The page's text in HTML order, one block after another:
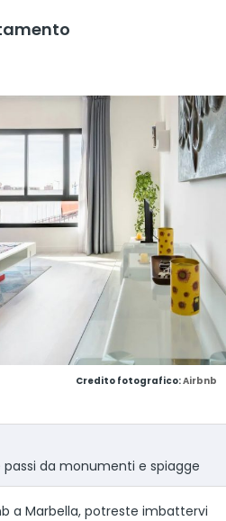
Credito fotografico:Airbnb
passi da monumenti e spiagge
a Marbella, potreste imbattervi